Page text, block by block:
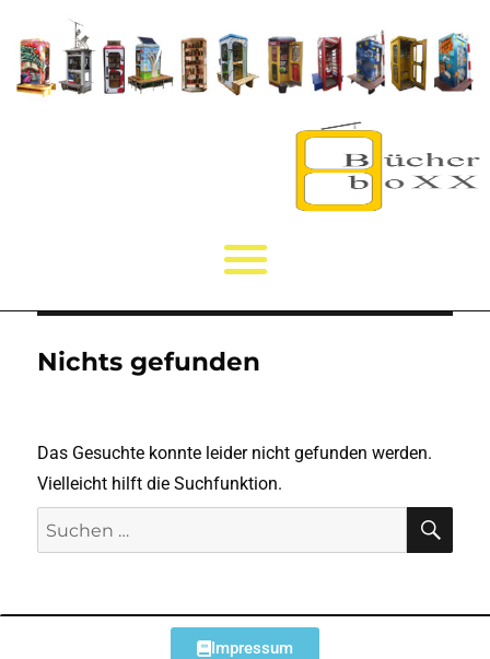
Nichts gefunden
Das Gesuchte konnte leider nicht gefunden werden.
Vielleicht hilft die Suchfunktion.
Impressum